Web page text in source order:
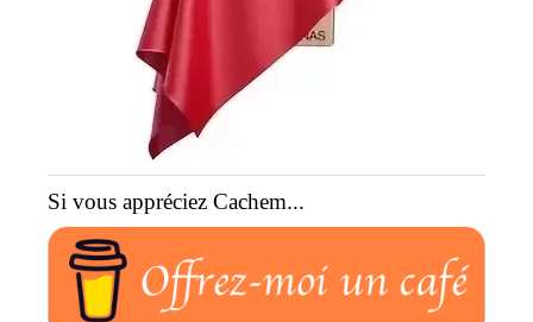
Si vous appréciez Cachem...